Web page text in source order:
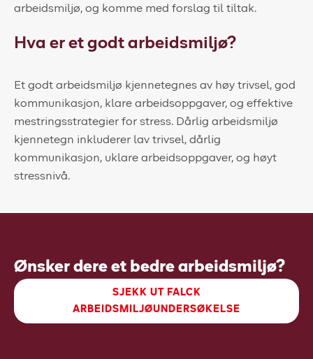
arbeidsmiljø, og komme med forslag til tiltak.
Hva er et godt arbeidsmiljø?
Et godt arbeidsmiljø kjennetegnes av høy trivsel, god
kommunikasjon, klare arbeidsoppgaver, og effektive
mestringsstrategier for stress. Dårlig arbeidsmiljø
kjennetegn inkluderer lav trivsel, dårlig
kommunikasjon, uklare arbeidsoppgaver, og høyt
stressnivå.
Ønsker dere et bedre arbeidsmiljø?
SJEKK UT FALCK
ARBEIDSMILJØUNDERSØKELSE